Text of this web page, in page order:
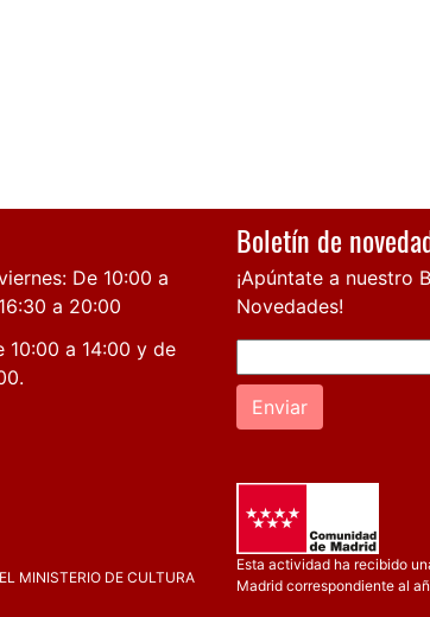
De 10:00 a
a 20:00
10:00 a 14:00 y de
Boletín de
¡Apúntate a nuestro
Novedades!
Enviar
MINISTERIO DE CULTURA
Esta actividad ha recibido
Madrid correspondiente al